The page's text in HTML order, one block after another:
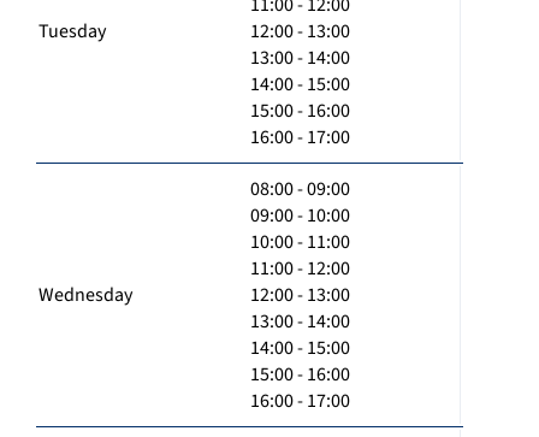
Tuesday
12:00 - 13:00
13:00 - 14:00
14:00 - 15:00
15:00 - 16:00
16:00 - 17:00
Wednesday
08:00 - 09:00
09:00 - 10:00
10:00 - 11:00
11:00 - 12:00
12:00 - 13:00
13:00 - 14:00
14:00 - 15:00
15:00 - 16:00
16:00 - 17:00